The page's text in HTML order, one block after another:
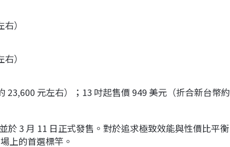
）
）
23,600 元左右）；13 吋起售價 949 美元（折合新台幣約
於 3 月 11 日正式發售。對於追求極致效能與性價比平衡
上的首選標竿。